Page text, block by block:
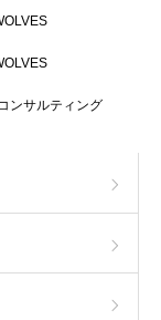
ンサルティング